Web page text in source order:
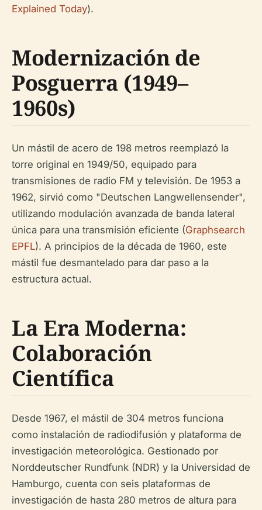
Explained Today).
Modernización de
Posguerra (1949–
1960s)
Un mástil de acero de 198 metros reemplazó la
torre original en 1949/50, equipado para
transmisiones de radio FM y televisión. De 1953 a
1962, sirvió como "Deutschen Langwellensender",
utilizando modulación avanzada de banda lateral
única para una transmisión eficiente (Graphsearch
EPFL). A principios de la década de 1960, este
mástil fue desmantelado para dar paso a la
estructura actual.
La Era Moderna:
Colaboración
Científica
Desde 1967, el mástil de 304 metros funciona
como instalación de radiodifusión y plataforma de
investigación meteorológica. Gestionado por
Norddeutscher Rundfunk (NDR) y la Universidad de
Hamburgo, cuenta con seis plataformas de
investigación de hasta 280 metros de altura para